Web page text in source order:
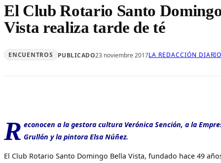
El Club Rotario Santo
Vista realiza tarde de té
ENCUENTROS PUBLICADO23 noviembre 2017LA REDACCIÓN
R econocen a la gestora cultura Verónica Sención, a la
Grullón y la pintora Elsa Núñez.
El Club Rotario Santo Domingo Bella Vista, fundado hace 49